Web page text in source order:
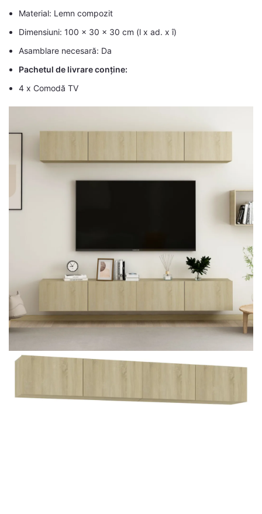
Material: Lemn compozit
Dimensiuni: 100 x 30 x 30 cm (l x ad. x î)
Asamblare necesară: Da
Pachetul de livrare conține:
4 x Comodă TV